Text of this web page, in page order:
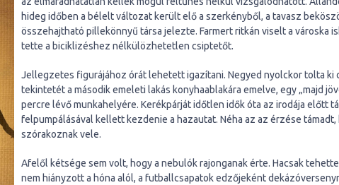
hideg időben a bélelt változat került elő a szerkényből, a tavasz
összehajtható pillekönnyű társa jelezte. Farmert ritkán viselt a városka
tette a biciklizéshez nélkülözhetetlen csiptetőt.
Jellegzetes figurájához órát lehetett igazítani. Negyed nyolckor tolta ki
tekintetét a második emeleti lakás konyhaablakára emelve, egy „majd
percre lévő munkahelyére. Kerékpárját időtlen idők óta az irodája előtt
felpumpálásával kellett kezdenie a hazautat. Néha az az érzése támadt,
szórakoznak vele.
Afelől kétsége sem volt, hogy a nebulók rajonganak érte. Hacsak
nem hiányzott a hóna alól, a futballcsapatok edzőjeként